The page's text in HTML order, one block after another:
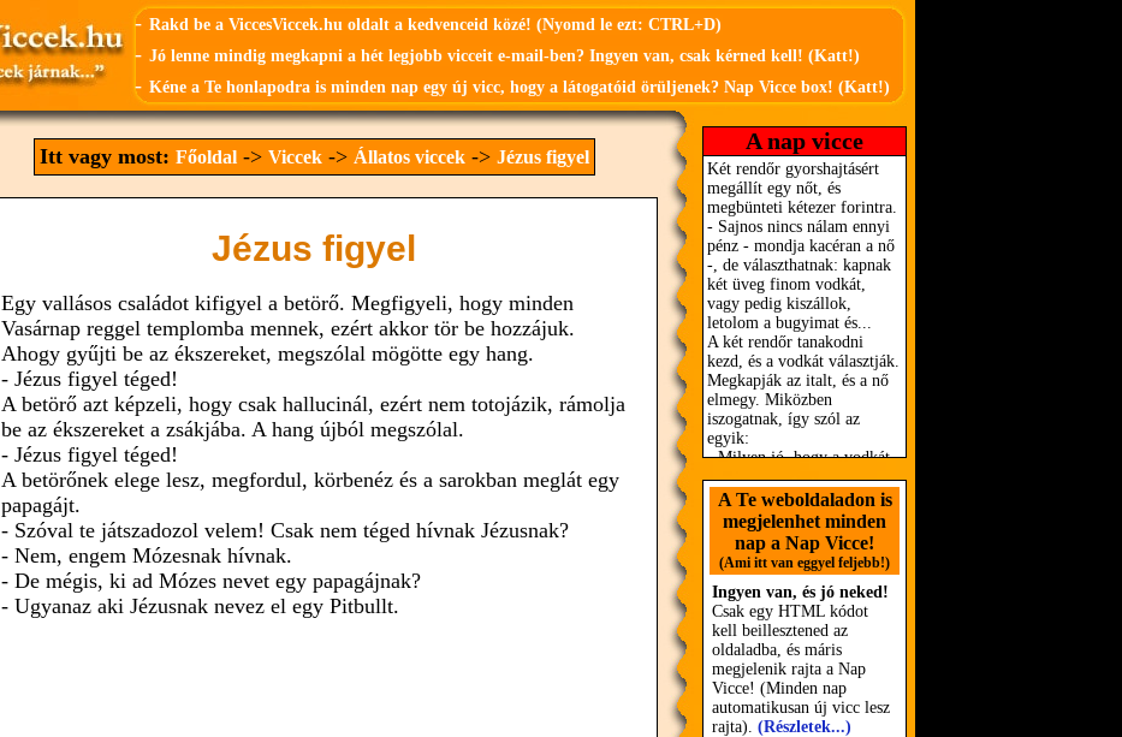
- Rakd be a ViccesViccek.hu oldalt a kedvenceid közé! (Nyomd le ezt: CTRL+D)
- Jó lenne mindig megkapni a hét legjobb vicceit e-mail-ben? Ingyen van, csak kérned kell! (Katt!)
- Kéne a Te honlapodra is minden nap egy új vicc, hogy a látogatóid örüljenek? Nap Vicce box! (Katt!)
Itt vagy most: Főoldal-> Viccek-> Állatos viccek-> Jézus figyel
Jézus figyel
Egy vallásos családot kifigyel a betörő. Megfigyeli, hogy minden
Vasárnap reggel templomba mennek, ezért akkor tör be hozzájuk.
Ahogy gyűjti be az ékszereket, megszólal mögötte egy hang.
- Jézus figyel téged!
A betörő azt képzeli, hogy csak hallucinál, ezért nem totojázik, rámolja
be az ékszereket a zsákjába. A hang újból megszólal.
- Jézus figyel téged!
A betörőnek elege lesz, megfordul, körbenéz és a sarokban meglát egy
papagájt.
- Szóval te játszadozol velem! Csak nem téged hívnak Jézusnak?
- Nem, engem Mózesnak hívnak.
- De mégis, ki ad Mózes nevet egy papagájnak?
- Ugyanaz aki Jézusnak nevez el egy Pitbullt.
A nap vicce
A Te weboldaladon is
megjelenhet minden
nap a Nap Vicce!
(Ami itt van eggyel feljebb!)
Ingyen van, és jó neked!
Csak egy HTML kódot
kell beillesztened az
oldaladba, és máris
megjelenik rajta a Nap
Vicce! (Minden nap
automatikusan új vicc lesz
rajta). (Részletek...)